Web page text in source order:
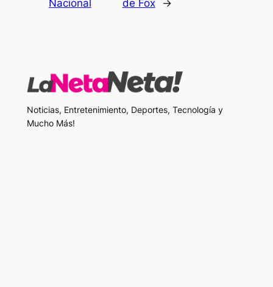
Nacional
de Fox
→
Noticias, Entretenimiento, Deportes, Tecnología y
Mucho Más!